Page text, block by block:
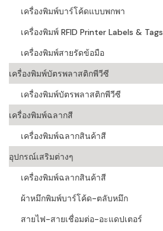
เครื่องพิมพ์บาร์โค้ดแบบพกพา
เครื่องพิมพ์ RFID Printer Labels & Tags
เครื่องพิมพ์สายรัดข้อมือ
เครื่องพิมพ์บัตรพลาสติกพีวีซี
เครื่องพิมพ์บัตรพลาสติกพีวีซี
เครื่องพิมพ์ฉลากสี
เครื่องพิมพ์ฉลากสินค้าสี
อุปกรณ์เสริมต่างๆ
เครื่องพิมพ์ฉลากสินค้าสี
ผ้าหมึกพิมพ์บาร์โค้ด-ตลับหมึก
สายไฟ-สายเชื่อมต่อ-อะแดปเตอร์